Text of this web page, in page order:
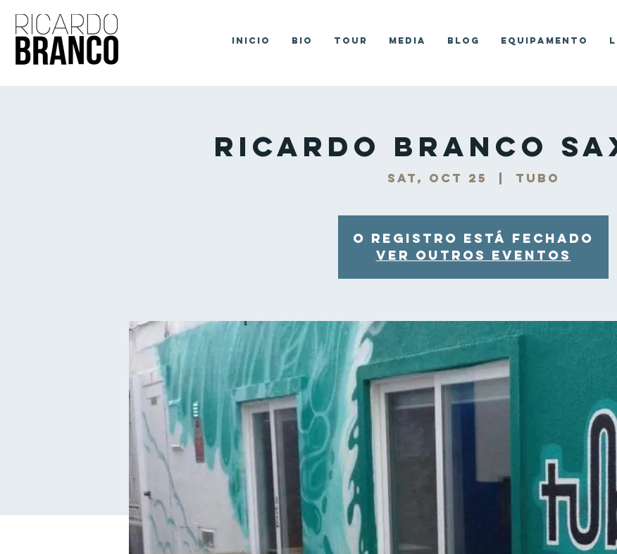
Inicio Bio Tour Media Blog Equipamento
Ricardo Branco
Sat, Oct 25 Tubo
O registro está fechado
Ver outros eventos